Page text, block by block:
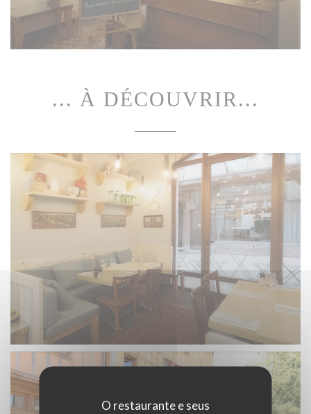
O restaurante e seus
... À DÉCOUVRIR...